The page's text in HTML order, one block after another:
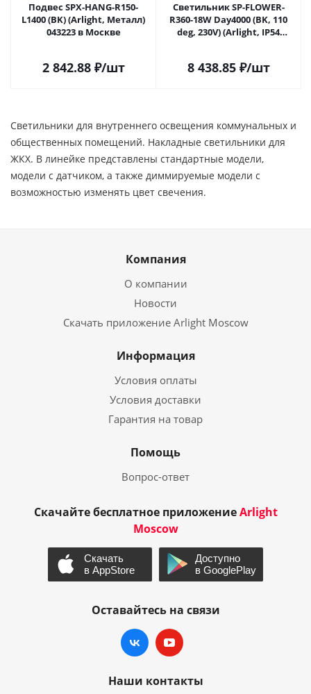
Подвес SPX-HANG-R150-
L1400 (BK) (Arlight, Металл)
043223 в Москве
2 842.88₽/шт
Светильник SP-FLOWER-
R360-18W Day4000 (BK, 110
deg, 230V) (Arlight, IP54
8 438.85₽/шт
Светильники для внутреннего освещения коммунальных и
общественных помещений. Накладные светильники для
ЖКХ. В линейке представлены стандартные модели,
модели с датчиком, а также диммируемые модели с
возможностью изменять цвет свечения.
Компания
О компании
Новости
Скачать приложение Arlight Moscow
Информация
Условия оплаты
Условия доставки
Гарантия на товар
Помощь
Вопрос-ответ
Скачайте бесплатное приложениеArlight
Moscow
Оставайтесь на связи
Наши контакты